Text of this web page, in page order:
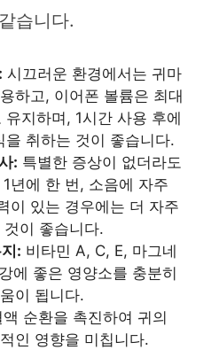
습니다.
시끄러운 환경에서는 귀마
하고, 이어폰 볼륨은 최대
지하며, 1시간 사용 후에
을 취하는 것이 좋습니다.
: 특별한 증상이 없더라도
년에 한 번, 소음에 자주
이 있는 경우에는 더 자주
이 좋습니다.
: 비타민 A, C, E, 마그네
에 좋은 영양소를 충분히
이 됩니다.
액 순환을 촉진하여 귀의
인 영향을 미칩니다.